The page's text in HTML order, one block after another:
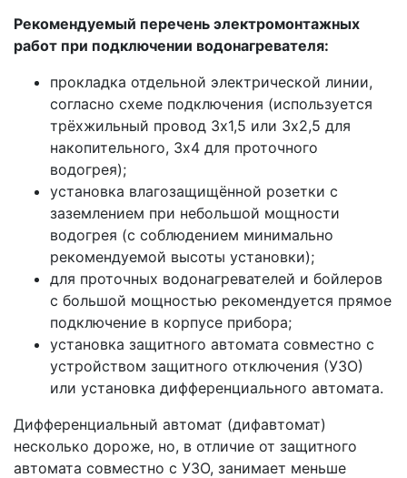
Рекомендуемый перечень электромонтажных
работ при подключении водонагревателя:
прокладка отдельной электрической линии,
согласно схеме подключения (используется
трёхжильный провод 3х1,5 или 3х2,5 для
накопительного, 3х4 для проточного
водогрея);
установка влагозащищённой розетки с
заземлением при небольшой мощности
водогрея (с соблюдением минимально
рекомендуемой высоты установки);
для проточных водонагревателей и бойлеров
с большой мощностью рекомендуется прямое
подключение в корпусе прибора;
установка защитного автомата совместно с
устройством защитного отключения (УЗО)
или установка дифференциального автомата.
Дифференциальный автомат (дифавтомат)
несколько дороже, но, в отличие от защитного
автомата совместно с УЗО, занимает меньше